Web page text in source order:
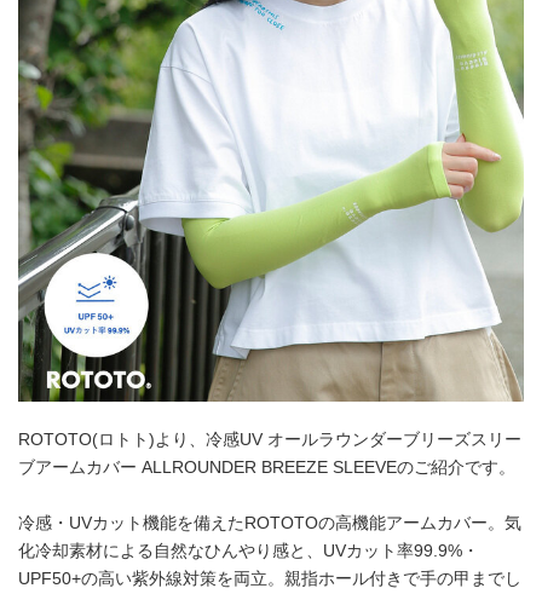
ROTOTO(ロトト)より、冷感UV オールラウンダーブリーズスリー
ブアームカバー ALLROUNDER BREEZE SLEEVEのご紹介です。
冷感・UVカット機能を備えたROTOTOの高機能アームカバー。気
化冷却素材による自然なひんやり感と、UVカット率99.9%・
UPF50+の高い紫外線対策を両立。親指ホール付きで手の甲までし